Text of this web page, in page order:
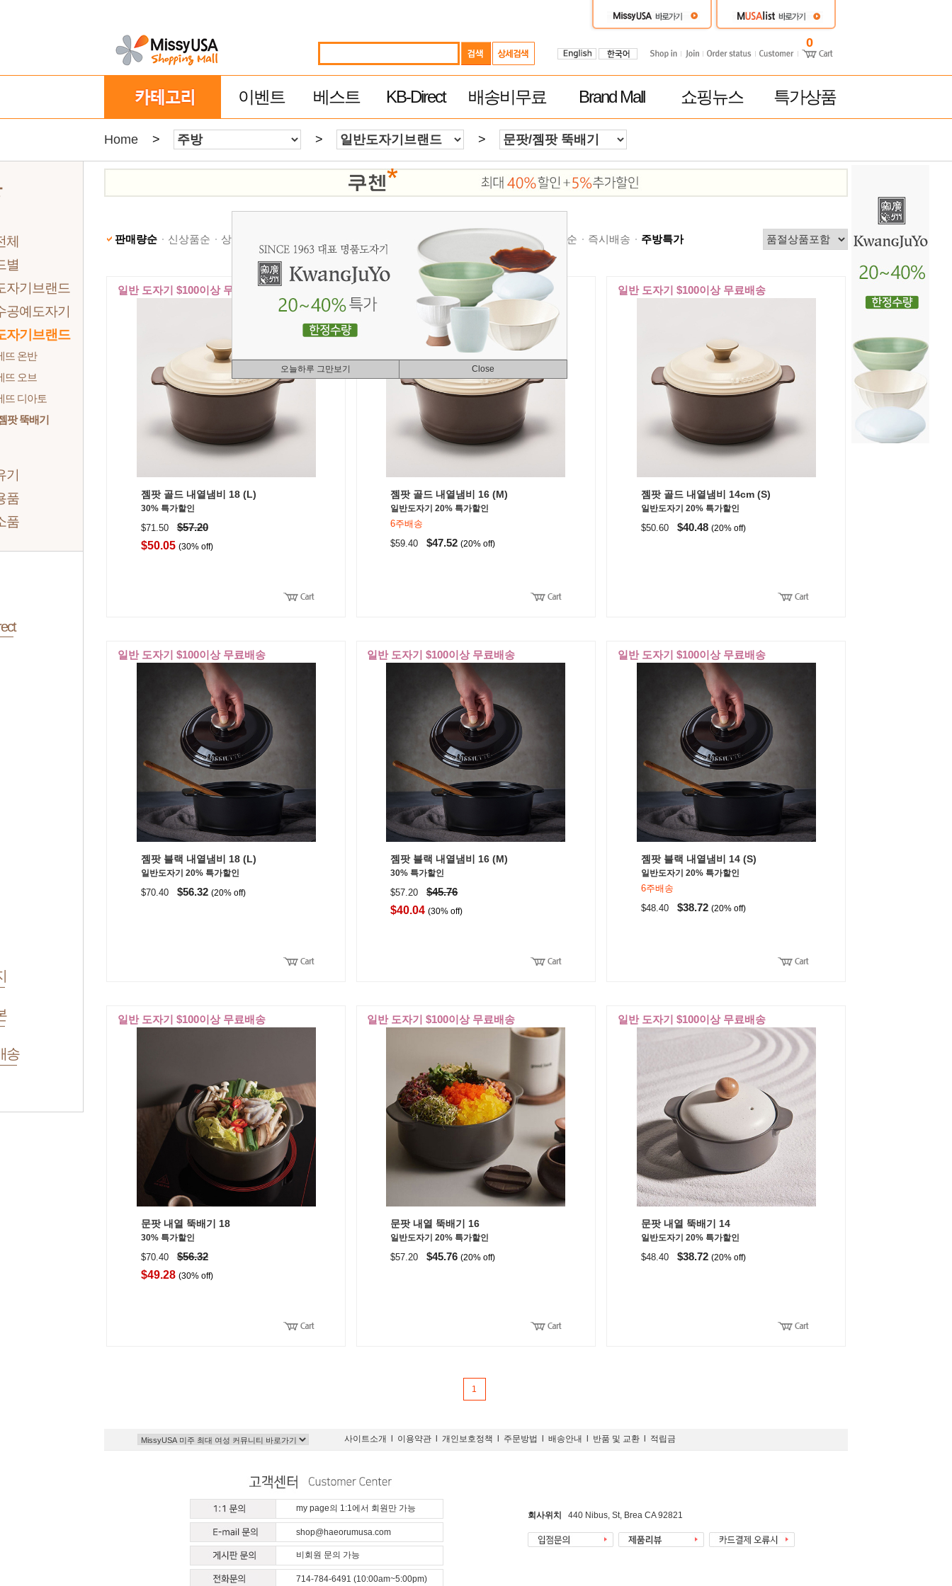
0
이벤트 베스트 KB-Direct 배송비무료 Brand Mall 쇼핑뉴스 특가상품
Home > > >
체
별
자기브랜드
공예도자기
자기브랜드
뜨 온반
뜨 오브
뜨 디아토
팟 뚝배기
기
품
품
송
오늘하루 그만보기 Close
판매량순 신상품순 상품명순 제품평 많은순 빠른 배송순 추천순 즉시배송 주방특가
일반 도자기 $100이상 무료배송
젬팟 골드 내열냄비 18 (L)
30% 특가할인
$71.50$57.20
$50.05 (30% off)
일반 도자기 $100이상 무료배송
젬팟 골드 내열냄비 16 (M)
일반도자기 20% 특가할인
6주배송
$59.40$47.52(20% off)
일반 도자기 $100이상 무료배송
젬팟 골드 내열냄비 14cm (S)
일반도자기 20% 특가할인
$50.60 $40.48 (20% off)
일반 도자기 $100이상 무료배송
젬팟 블랙 내열냄비 18 (L)
일반도자기 20% 특가할인
$70.40 $56.32 (20% off)
일반 도자기 $100이상 무료배송
젬팟 블랙 내열냄비 16 (M)
30% 특가할인
$57.20$45.76
$40.04(30% off)
일반 도자기 $100이상 무료배송
젬팟 블랙 내열냄비 14 (S)
일반도자기 20% 특가할인
6주배송
$48.40 $38.72 (20% off)
일반 도자기 $100이상 무료배송
문팟 내열 뚝배기 18
30% 특가할인
$70.40$56.32
$49.28 (30% off)
일반 도자기 $100이상 무료배송
문팟 내열 뚝배기 16
일반도자기 20% 특가할인
$57.20$45.76(20% off)
일반 도자기 $100이상 무료배송
문팟 내열 뚝배기 14
일반도자기 20% 특가할인
$48.40 $38.72 (20% off)
1
사이트소개 이용약관 개인보호정책 주문방법 배송안내 반품 및 교환 적립금
회사위치 440 Nibus, St, Brea CA 92821
my page의 1:1에서 회원만 가능
shop@haeorumusa.com
비회원 문의 가능
714-784-6491 (10:00am~5:00pm)